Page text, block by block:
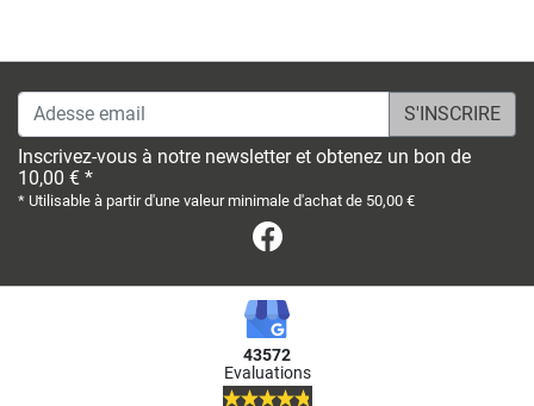
Adesse email
Inscrivez-vous à notre newsletter et obtenez un bon de
10,00 € *
* Utilisable à partir d'une valeur minimale d'achat de 50,00 €
43572
Evaluations